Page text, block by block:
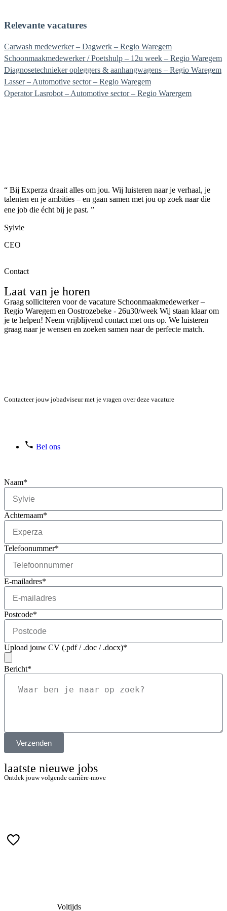
Relevante vacatures
Carwash medewerker – Dagwerk – Regio Waregem
Schoonmaakmedewerker / Poetshulp – 12u week – Regio Waregem
Diagnosetechnieker opleggers & aanhangwagens – Regio Waregem
Lasser – Automotive sector – Regio Waregem
Operator Lasrobot – Automotive sector – Regio Warergem
“ Bij Experza draait alles om jou. Wij luisteren naar je verhaal, je
talenten en je ambities – en gaan samen met jou op zoek naar die
ene job die écht bij je past. ”
Sylvie
CEO
Contact
Laat van je horen
Graag solliciteren voor de vacature Schoonmaakmedewerker –
Regio Waregem en Oostrozebeke - 26u30/week Wij staan klaar om
je te helpen! Neem vrijblijvend contact met ons op. We luisteren
graag naar je wensen en zoeken samen naar de perfecte match.
Contacteer jouw jobadviseur met je vragen over deze vacature
Bel ons
Naam*
Achternaam*
Telefoonummer*
E-mailadres*
Postcode*
Upload jouw CV (.pdf / .doc / .docx)*
Bericht*
Verzenden
laatste nieuwe jobs
Ontdek jouw volgende carrière-move
Voltijds